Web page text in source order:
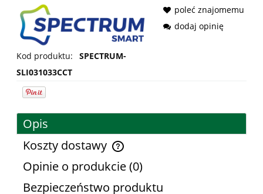
Kod produktu:
SPECTRUM-
SLI031033CCT
poleć znajomemu
dodaj opinię
Opis
Koszty dostawy
Cena nie zawiera ewentualnych kosztów płatności
Opinie o produkcie (0)
Bezpieczeństwo produktu